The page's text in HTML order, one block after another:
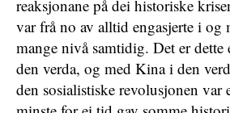
reaksjonane på dei historiske
var frå no av alltid engasjerte i og
mange nivå samtidig. Det er dette
den verda, og med Kina i den
den sosialistiske revolusjonen var